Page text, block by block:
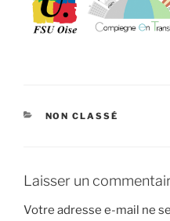
CATÉGORIES
NON CLASSÉ
Laisser un
Votre adresse e-mail ne